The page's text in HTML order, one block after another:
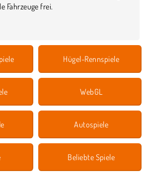
Fahrzeuge frei.
Hügel-Rennspiele
WebGL
Autospiele
Beliebte Spiele